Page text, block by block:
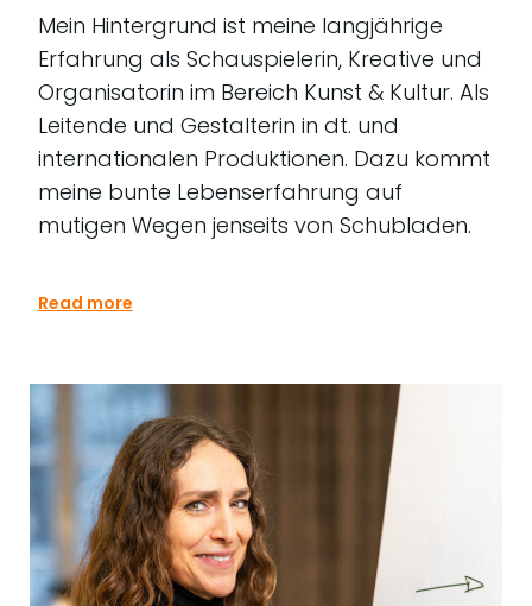
Mein Hintergrund ist meine langjährige
Erfahrung als Schauspielerin, Kreative und
Organisatorin im Bereich Kunst & Kultur. Als
Leitende und Gestalterin in dt. und
internationalen Produktionen. Dazu kommt
meine bunte Lebenserfahrung auf
mutigen Wegen jenseits von Schubladen.
Read more